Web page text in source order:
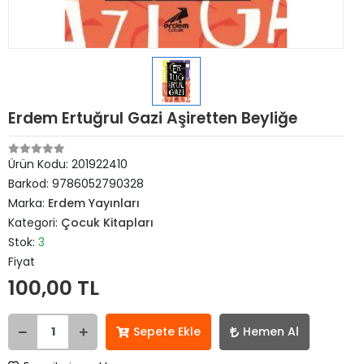
Erdem Ertuğrul Gazi Aşiretten Beyliğe
Ürün Kodu: 201922410
Barkod: 9786052790328
Marka: Erdem Yayınları
Kategori: Çocuk Kitapları
Stok: 3
Fiyat
100,00 TL
Sepete Ekle Hemen Al